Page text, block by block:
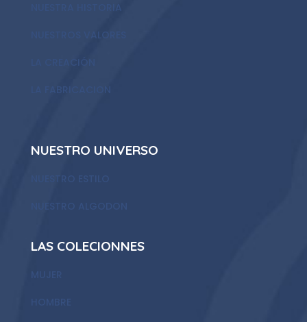
NUESTRA HISTORIA
NUESTROS VALORES
LA CREACIÓN
LA FABRICACION
NUESTRO UNIVERSO
NUESTRO ESTILO
NUESTRO ALGODON
LAS COLECIONNES
MUJER
HOMBRE